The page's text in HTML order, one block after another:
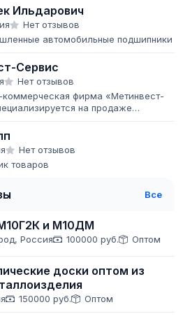
и отгрузки с...
Ильдарович
Нет отзывов
автомобильные подшипники
Сервис
Нет отзывов
коммерческая фирма «Метинвест-
на продаже
технические возможности...
Нет отзывов
товаров
Все
и М10ДМ
Россия 100000 руб. Оптом
доски оптом из
150000 руб. Оптом